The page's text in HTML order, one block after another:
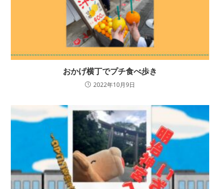
おかげ横丁でプチ食べ歩き
2022年10月9日